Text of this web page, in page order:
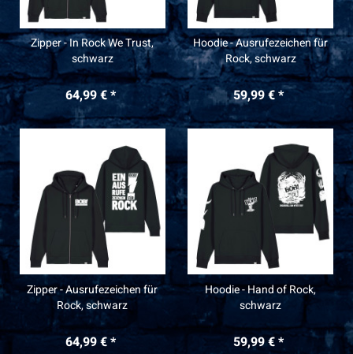
Zipper - In Rock We Trust,
schwarz
64,99 € *
Hoodie - Ausrufezeichen für
Rock, schwarz
59,99 € *
Zipper - Ausrufezeichen für
Rock, schwarz
64,99 € *
Hoodie - Hand of Rock,
schwarz
59,99 € *